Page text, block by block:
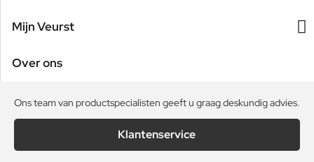
Mijn Veurst
Over ons
Ons team van productspecialisten geeft u graag deskundig advies.
Klantenservice